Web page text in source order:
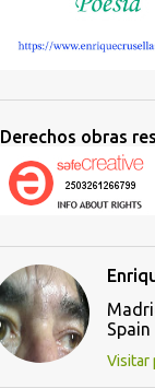
Derechos obras
Spain
Visitar